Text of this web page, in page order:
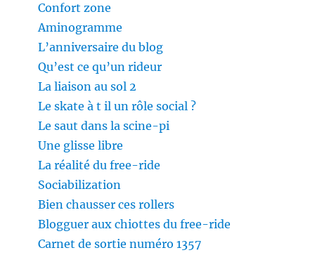
Confort zone
Aminogramme
L’anniversaire du blog
Qu’est ce qu’un rideur
La liaison au sol 2
Le skate à t il un rôle social ?
Le saut dans la scine-pi
Une glisse libre
La réalité du free-ride
Sociabilization
Bien chausser ces rollers
Blogguer aux chiottes du free-ride
Carnet de sortie numéro 1357